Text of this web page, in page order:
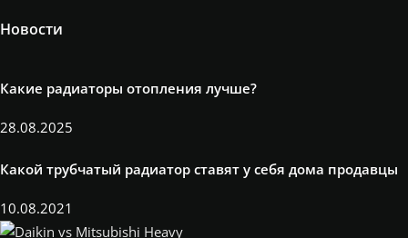
Новости
Какие радиаторы отопления лучше?
28.08.2025
Какой трубчатый радиатор ставят у себя дома продавцы
10.08.2021